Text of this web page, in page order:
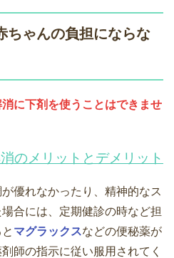
ちゃんの負担にならな
消に下剤を使うことはできませ
のメリットとデメリット
優れなかったり、精神的なス
合には、定期健診の時など担
マグラックスなどの便秘薬が
師の指示に従い服用されてく